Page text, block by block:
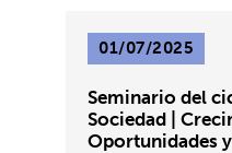
01/07/2025
Seminario del
Sociedad |
Oportunidades